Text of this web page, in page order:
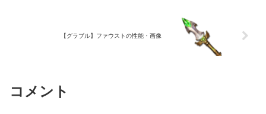
【グラブル】ファウストの性能・画像
コメント